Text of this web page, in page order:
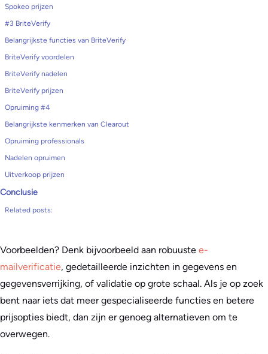
Spokeo prijzen
#3 BriteVerify
Belangrijkste functies van BriteVerify
BriteVerify voordelen
BriteVerify nadelen
BriteVerify prijzen
Opruiming #4
Belangrijkste kenmerken van Clearout
Opruiming professionals
Nadelen opruimen
Uitverkoop prijzen
Conclusie
Related posts:
Voorbeelden? Denk bijvoorbeeld aan robuuste e-
mailverificatie, gedetailleerde inzichten in gegevens en
gegevensverrijking, of validatie op grote schaal. Als je op zoek
bent naar iets dat meer gespecialiseerde functies en betere
prijsopties biedt, dan zijn er genoeg alternatieven om te
overwegen.